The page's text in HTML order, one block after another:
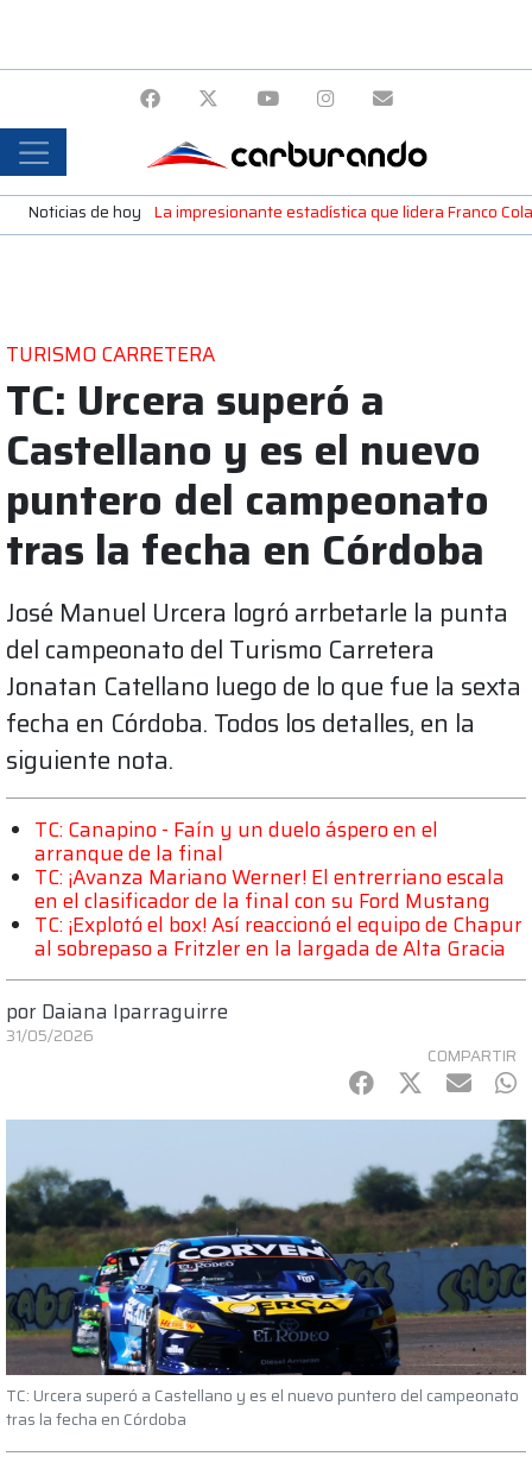
Noticias de hoy La impresionante estadística que lidera Franco
TURISMO CARRETERA
TC: Urcera superó a
Castellano y es el nuevo
puntero del campeonato
tras la fecha en Córdoba
José Manuel Urcera logró arrbetarle la punta
del campeonato del Turismo Carretera
Jonatan Catellano luego de lo que fue la sexta
fecha en Córdoba. Todos los detalles, en la
siguiente nota.
TC: Canapino - Faín y un duelo áspero en el
arranque de la final
TC: ¡Avanza Mariano Werner! El entrerriano escala
en el clasificador de la final con su Ford Mustang
TC: ¡Explotó el box! Así reaccionó el equipo de Chapur
al sobrepaso a Fritzler en la largada de Alta Gracia
por Daiana Iparraguirre
31/05/2026
COMPARTIR
Facebook
Twitter
mail
TC: Urcera superó a Castellano y es el nuevo puntero del campeonato
tras la fecha en Córdoba